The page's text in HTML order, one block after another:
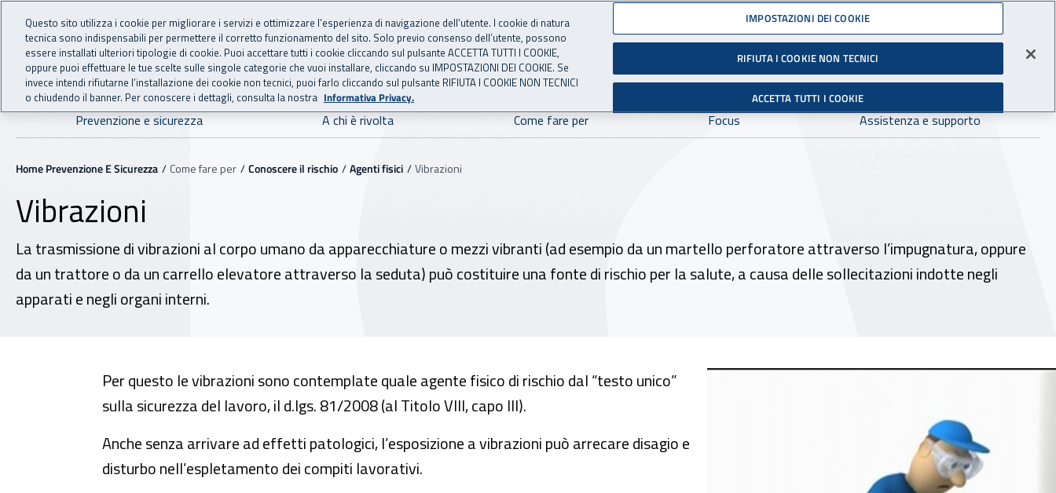
Vai al menu principale
Vai al contenuto principale
INAIL - Istituto Nazionale per l'Assicurazione contro gli Infortuni sul Lavoro
PREVENZIONE E SICUREZZA Facebook - Sito esterno - Apertura in nuova finestra
X- Sito esterno - Apertura in nuova finestra
Instagram - Sito esterno - Apertura in
Linkedin - Sito esterno -
Youtube - Sito esterno -
Tiktok - SitoSpreaker -
Dove cercare:
Navigazione principale
Prevenzione e sicurezza A chi è rivolta Come fare per Focus Assistenza e supporto
Navigazione - Ti trovi in:
Home Prevenzione E Sicurezza Come fare per Conoscere il rischio Agenti fisici Vibrazioni
Vibrazioni
La trasmissione di vibrazioni al corpo umano da apparecchiature o mezzi vibranti (ad esempio da un martello perforatore attraverso l’impugnatura, oppure
da un trattore o da un carrello elevatore attraverso la seduta) può costituire una fonte di rischio per la salute, a causa delle sollecitazioni indotte negli
apparati e negli organi interni.
Per questo le vibrazioni sono contemplate quale agente fisico di rischio dal “testo unico”
sulla sicurezza del lavoro, il d.lgs. 81/2008 (al Titolo VIII, capo III).
Anche senza arrivare ad effetti patologici, l’esposizione a vibrazioni può arrecare disagio e
disturbo nell’espletamento dei compiti lavorativi.
Questo sito utilizza i cookie per migliorare i servizi e ottimizzare l’esperienza di navigazione dell’utente. I cookie di natura
tecnica sono indispensabili per permettere il corretto funzionamento del sito. Solo previo consenso dell’utente, possono
essere installati ulteriori tipologie di cookie. Puoi accettare tutti i cookie cliccando sul pulsante ACCETTA TUTTI I COOKIE,
oppure puoi effettuare le tue scelte sulle singole categorie che vuoi installare, cliccando su IMPOSTAZIONI DEI COOKIE. Se
invece intendi rifiutarne l’installazione dei cookie non tecnici, puoi farlo cliccando sul pulsante RIFIUTA I COOKIE NON TECNICI
o chiudendo il banner. Per conoscere i dettagli, consulta la nostra Informativa Privacy.
IMPOSTAZIONI DEI COOKIE
RIFIUTA I COOKIE NON TECNICI
ACCETTA TUTTI I COOKIE